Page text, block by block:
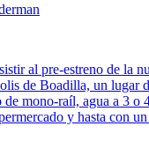
al pre-estreno de la
de Boadilla, un lugar
mono-raíl, agua a 3 o
y hasta con